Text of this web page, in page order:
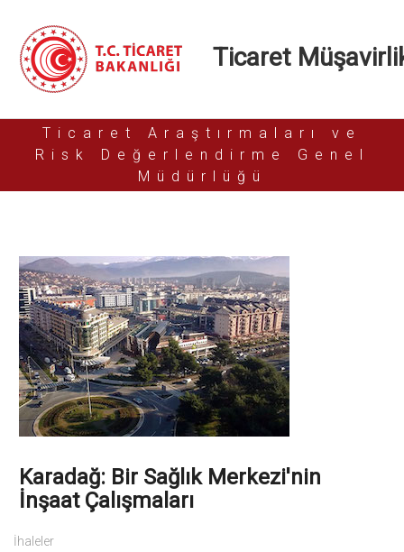
Ticaret
Ticaret Araştırmaları ve
Risk Değerlendirme Genel
Müdürlüğü
Karadağ: Bir Sağlık Merkezi'nin
İnşaat Çalışmaları
İhaleler